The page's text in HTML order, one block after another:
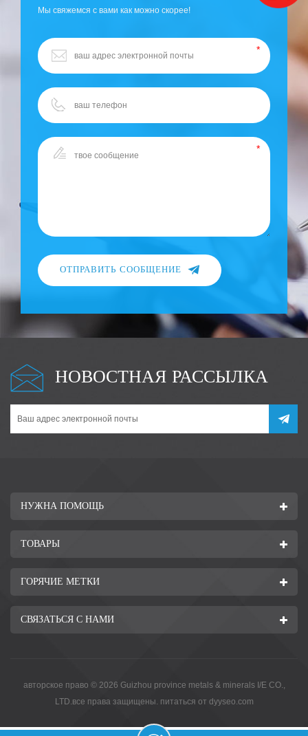
Мы свяжемся с вами как можно скорее!
ОТПРАВИТЬ СООБЩЕНИЕ
НОВОСТНАЯ РАССЫЛКА
НУЖНА ПОМОЩЬ
ТОВАРЫ
ГОРЯЧИЕ МЕТКИ
СВЯЗАТЬСЯ С НАМИ
авторское право © 2026 Guizhou province metals & minerals I/E CO.,
LTD.все права защищены. питаться от dyyseo.com